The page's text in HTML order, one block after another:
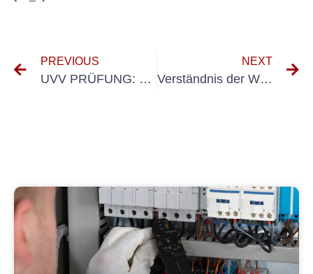
PREVIOUS
UVV PRÜFUNG: Welche Punkte Müssen Unbethedt Geprüft Werden?
NEXT
Verständnis der Wichtigkeit von UVV mehrfung für Zumurketten